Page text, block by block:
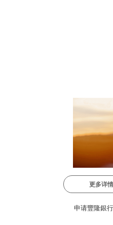
更多详情
申请豐隆銀